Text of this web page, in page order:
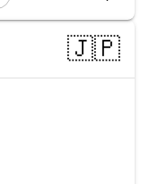
🇯🇵